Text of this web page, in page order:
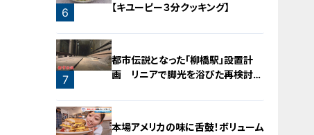
5
6
【キユーピー３分クッキング】
7
都市伝説となった「柳橋駅」設置計
画 リニアで脚光を浴びた再検討の
本場アメリカの味に舌鼓！ボリューム